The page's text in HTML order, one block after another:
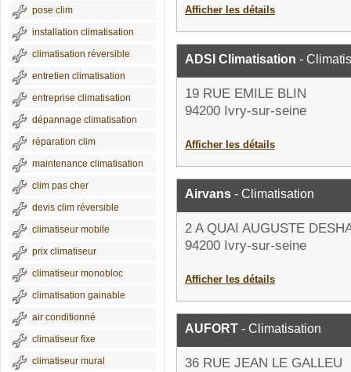
pose clim
installation climatisation
climatisation réversible
entretien climatisation
entreprise climatisation
dépannage climatisation
réparation clim
maintenance climatisation
clim pas cher
devis clim réversible
climatiseur mobile
prix climatiseur
climatiseur monobloc
climatisation gainable
air conditionné
climatiseur fixe
climatiseur mural
Afficher les détails
ADSI Climatisation -
19 RUE EMILE BLIN
94200 Ivry-sur-seine
Afficher les détails
Airvans - Climatisation
2 A QUAI AUGUSTE
94200 Ivry-sur-seine
Afficher les détails
AUFORT - Climatisation
36 RUE JEAN LE GALLEU